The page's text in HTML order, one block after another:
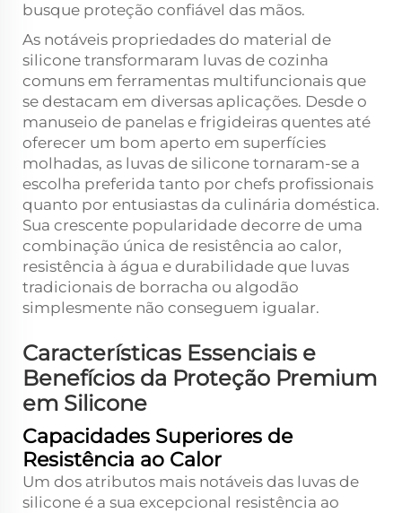
busque proteção confiável das mãos.
As notáveis propriedades do material de
silicone transformaram luvas de cozinha
comuns em ferramentas multifuncionais que
se destacam em diversas aplicações. Desde o
manuseio de panelas e frigideiras quentes até
oferecer um bom aperto em superfícies
molhadas, as luvas de silicone tornaram-se a
escolha preferida tanto por chefs profissionais
quanto por entusiastas da culinária doméstica.
Sua crescente popularidade decorre de uma
combinação única de resistência ao calor,
resistência à água e durabilidade que luvas
tradicionais de borracha ou algodão
simplesmente não conseguem igualar.
Características Essenciais e
Benefícios da Proteção Premium
em Silicone
Capacidades Superiores de
Resistência ao Calor
Um dos atributos mais notáveis das luvas de
silicone é a sua excepcional resistência ao